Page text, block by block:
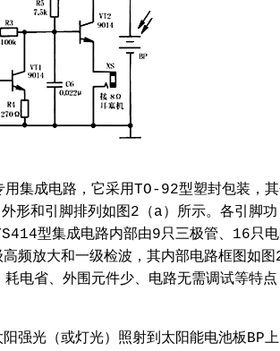
集成电路，它采用TO-92型塑封包装，
形和引脚排列如图2（a）所示。各引脚功
型集成电路内部由9只三极管、16只
频放大和一级检波，其内部电路框图如图
电省、外围元件少、电路无需调试等特点
光（或灯光）照射到太阳能电池板BP上